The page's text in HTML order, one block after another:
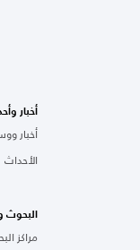
أخبار
أخبار
الأحداث
البحوث
مراكز